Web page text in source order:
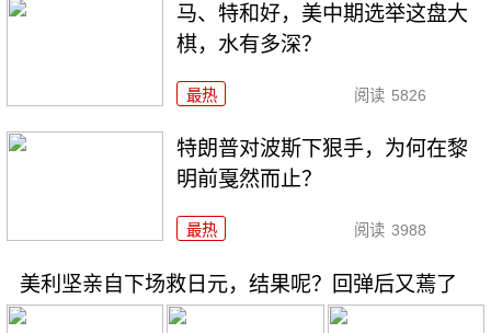
马、特和好，美中期选举这盘大
棋，水有多深？
最热 阅读 5826
特朗普对波斯下狠手，为何在黎
明前戛然而止？
最热 阅读 3988
美利坚亲自下场救日元，结果呢？回弹后又蔫了